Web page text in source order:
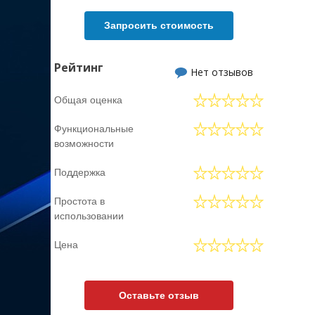
Запросить стоимость
Рейтинг Нет отзывов
Общая оценка
Функциональные
возможности
Поддержка
Простота в
использовании
Цена
Оставьте отзыв